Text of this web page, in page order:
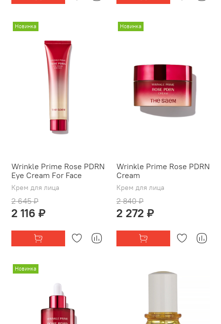
Новинка
Wrinkle Prime Rose PDRN
Eye Cream For Face
Крем для лица
2 645 ₽
2 116 ₽
Новинка
Wrinkle Prime Rose PDRN
Cream
Крем для лица
2 840 ₽
2 272 ₽
Новинка